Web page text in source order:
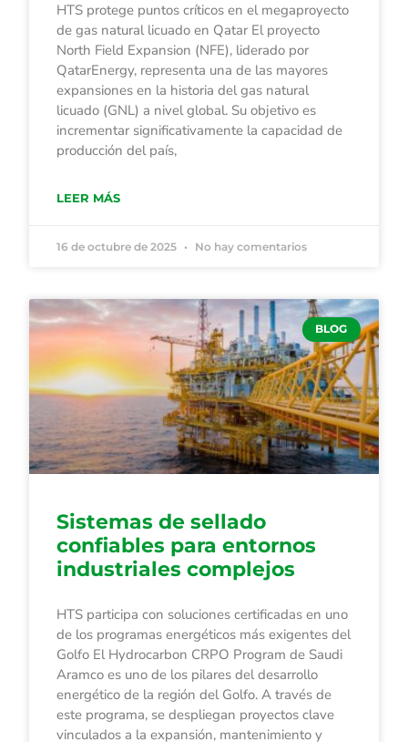
HTS protege puntos críticos en el megaproyecto
de gas natural licuado en Qatar El proyecto
North Field Expansion (NFE), liderado por
QatarEnergy, representa una de las mayores
expansiones en la historia del gas natural
licuado (GNL) a nivel global. Su objetivo es
incrementar significativamente la capacidad de
producción del país,
LEER MÁS
16 de octubre de 2025 No hay comentarios
BLOG
Sistemas de sellado
confiables para entornos
industriales complejos
HTS participa con soluciones certificadas en uno
de los programas energéticos más exigentes del
Golfo El Hydrocarbon CRPO Program de Saudi
Aramco es uno de los pilares del desarrollo
energético de la región del Golfo. A través de
este programa, se despliegan proyectos clave
vinculados a la expansión, mantenimiento y